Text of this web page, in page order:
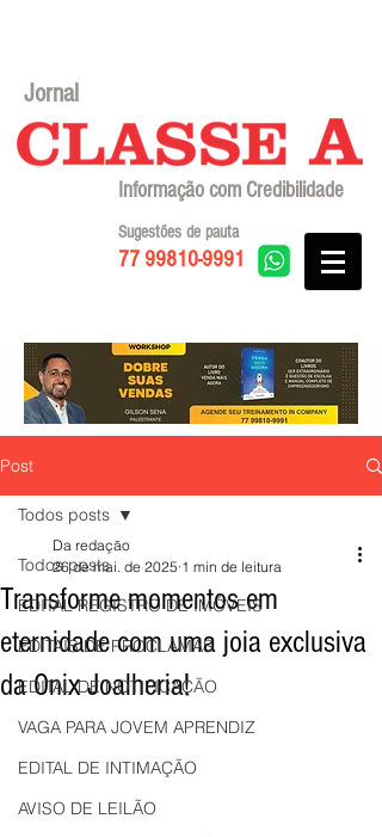
Jornal
Informação com Credibilidade
77 99810-9991
Sugestões de pauta
Post
Todos posts
EDITAL REGISTRO DE IMÓVEIS
EDITAIS DE PROCLAMAS
EDITAL DE NOTIFICAÇÃO
VAGA PARA JOVEM APRENDIZ
EDITAL DE INTIMAÇÃO
AVISO DE LEILÃO
Todos posts
Transforme momentos em
eternidade com uma joia exclusiva
da Onix Joalheria!
Da redação
26 de mai. de 2025 1 min de leitura